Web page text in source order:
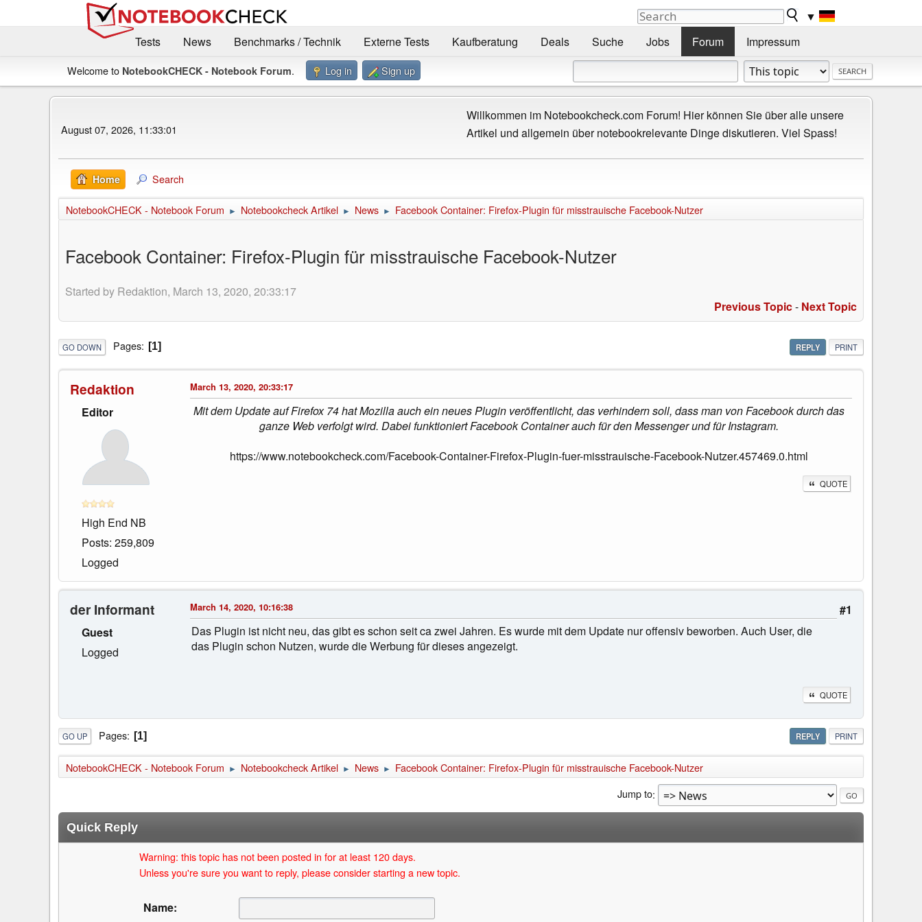
▼
Tests
News Benchmarks / Technik Externe Tests Kaufberatung Deals Suche Jobs Forum Impressum
Welcome to NotebookCHECK - Notebook Forum. Log in Sign up
August 07, 2026, 11:33:01
Willkommen im Notebookcheck.com Forum! Hier können Sie über alle unsere
Artikel und allgemein über notebookrelevante Dinge diskutieren. Viel Spass!
Home Search
NotebookCHECK - Notebook Forum ► Notebookcheck Artikel ► News ► Facebook Container: Firefox-Plugin für misstrauische Facebook-Nutzer
Facebook Container: Firefox-Plugin für misstrauische Facebook-Nutzer
Started by Redaktion, March 13, 2020, 20:33:17
Previous Topic- Next Topic
REPLY PRINT
GO DOWN Pages 1
Redaktion
Editor
High End NB
Posts: 259,809
Logged
March 13, 2020, 20:33:17
Mit dem Update auf Firefox 74 hat Mozilla auch ein neues Plugin veröffentlicht, das verhindern soll, dass man von Facebook durch das
ganze Web verfolgt wird. Dabei funktioniert Facebook Container auch für den Messenger und für Instagram.
https://www.notebookcheck.com/Facebook-Container-Firefox-Plugin-fuer-misstrauische-Facebook-Nutzer.457469.0.html
QUOTE
der Informant
Guest
Logged
#1
March 14, 2020, 10:16:38
Das Plugin ist nicht neu, das gibt es schon seit ca zwei Jahren. Es wurde mit dem Update nur offensiv beworben. Auch User, die
das Plugin schon Nutzen, wurde die Werbung für dieses angezeigt.
QUOTE
REPLY PRINT
GO UP Pages 1
NotebookCHECK - Notebook Forum ► Notebookcheck Artikel ► News ►
Facebook Container: Firefox-Plugin für misstrauische Facebook-Nutzer
Jump to
Quick Reply
Warning: this topic has not been posted in for at least 120 days.
Unless you're sure you want to reply, please consider starting a new topic.
Name: